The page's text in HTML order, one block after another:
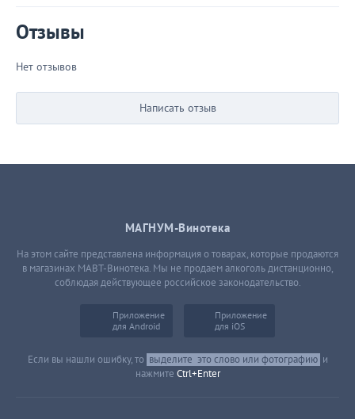
Отзывы
Нет отзывов
Написать отзыв
МАГНУМ-Винотека
На этом сайте представлена информация о товарах, которые продаются
в магазинах МАВТ-Винотека. Мы не продаем алкоголь дистанционно,
соблюдая действующее российское законодательство.
Приложение
для Android
Приложение
для iOS
Если вы нашли ошибку, то выделите это слово или фотографию и
нажмите Ctrl+Enter